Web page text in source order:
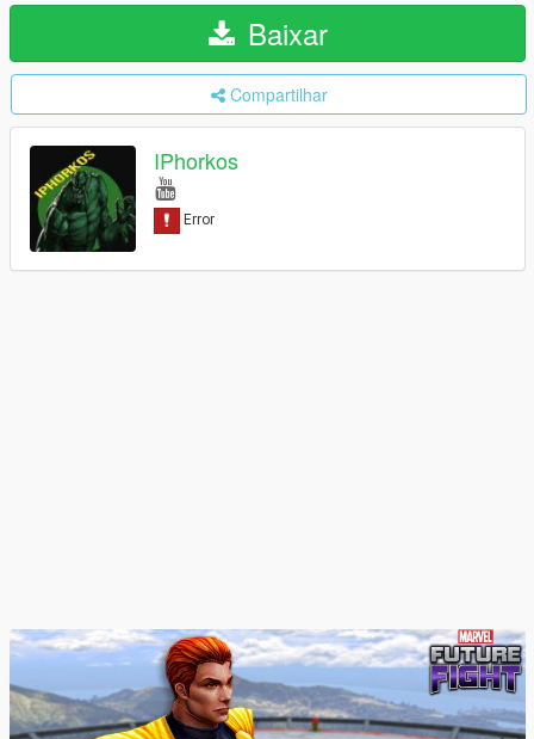
Baixar
Compartilhar
IPhorkos